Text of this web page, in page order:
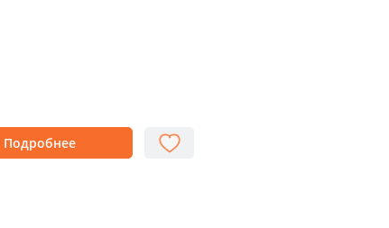
Подробнее